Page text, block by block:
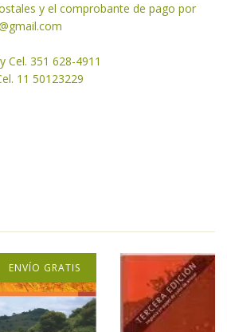
y el comprobante de pago por
Cel. 351 628-4911
11 50123229
ENVÍO GRATIS